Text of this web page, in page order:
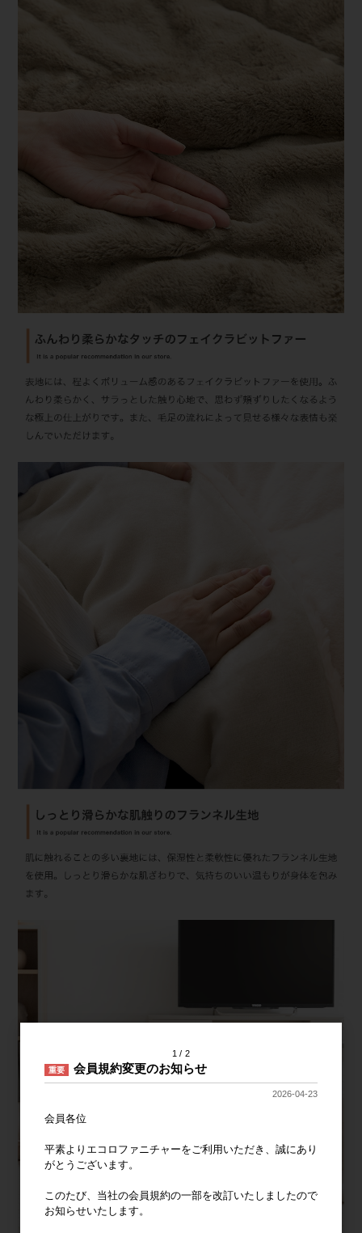
1 2
重要 会員規約変更のお知らせ
2026-04-23
会員各位
平素よりエコロファニチャーをご利用いただき、誠にあり
がとうございます。
このたび、当社の会員規約の一部を改訂いたしましたので
お知らせいたします。